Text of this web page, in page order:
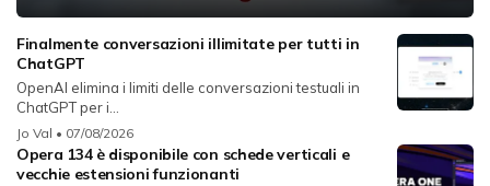
Finalmente conversazioni illimitate per tutti in
ChatGPT
OpenAI elimina i limiti delle conversazioni testuali in
ChatGPT per i...
Jo Val • 07/08/2026
Opera 134 è disponibile con schede verticali e
vecchie estensioni funzionanti